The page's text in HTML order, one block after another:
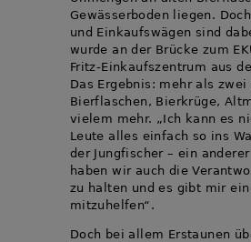
Gewässerboden liegen.
und Einkaufswägen sind
wurde an der Brücke zum
Fritz-Einkaufszentrum aus
Das Ergebnis: mehr als
Bierflaschen, Bierkrüge,
vielem mehr. „Ich kann es
Leute alles einfach so ins
der Jungfischer – ein
haben wir auch die
zu halten und es gibt mir
mitzuhelfen“.
Doch bei allem Erstaunen